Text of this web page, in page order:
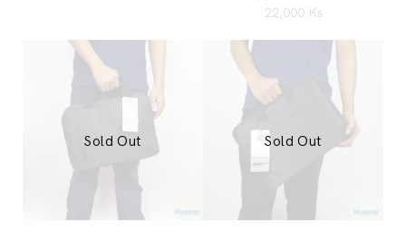
22,000 Ks
Sold Out Sold Out